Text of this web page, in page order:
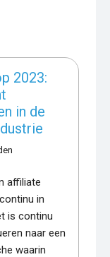
2023:
in de
affiliate
in
is continu
naar een
waarin